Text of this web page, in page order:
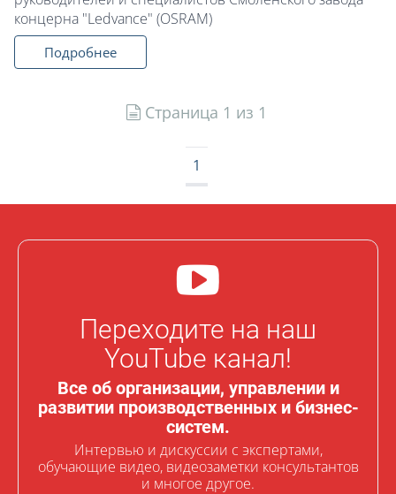
концерна "Ledvance" (OSRAM)
Подробнее
Страница 1 из 1
1
Переходите на наш
YouTube канал!
Все об организации, управлении и
развитии производственных и бизнес-
систем.
Интервью и дискуссии с экспертами,
обучающие видео, видеозаметки консультантов
и многое другое.